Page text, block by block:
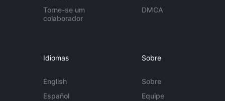
Torne-se um
colaborador
DMCA
Idiomas
English
Español
Sobre
Sobre
Equipe